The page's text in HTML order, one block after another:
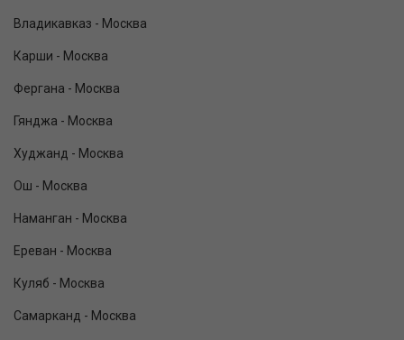
Владикавказ - Москва
Карши - Москва
Фергана - Москва
Гянджа - Москва
Худжанд - Москва
Ош - Москва
Наманган - Москва
Ереван - Москва
Куляб - Москва
Самарканд - Москва